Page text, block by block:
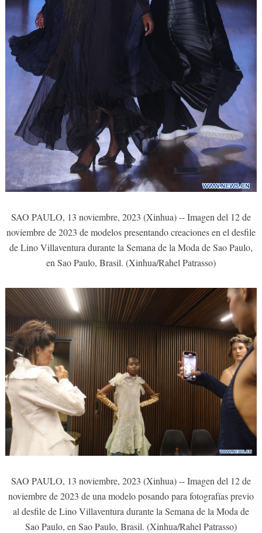
SAO PAULO, 13 noviembre, 2023 (Xinhua) -- Imagen del 12 de
noviembre de 2023 de modelos presentando creaciones en el desfile
de Lino Villaventura durante la Semana de la Moda de Sao Paulo,
en Sao Paulo, Brasil. (Xinhua/Rahel Patrasso)
SAO PAULO, 13 noviembre, 2023 (Xinhua) -- Imagen del 12 de
noviembre de 2023 de una modelo posando para fotografías previo
al desfile de Lino Villaventura durante la Semana de la Moda de
Sao Paulo, en Sao Paulo, Brasil. (Xinhua/Rahel Patrasso)